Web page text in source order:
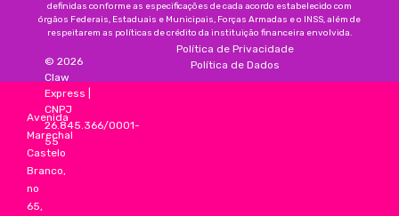
definidas conforme as especificações de cada acordo estabelecido com
órgãos Federais, Estaduais e Municipais, Forças Armadas e o INSS, além de
respeitarem as políticas de crédito da instituição financeira envolvida.
Avenida
Marechal
Castelo
Branco,
no
65,
© 2026
Claw
Express
CNPJ
26.845.366/0001-
55
Política de Privacidade
Política de Dados